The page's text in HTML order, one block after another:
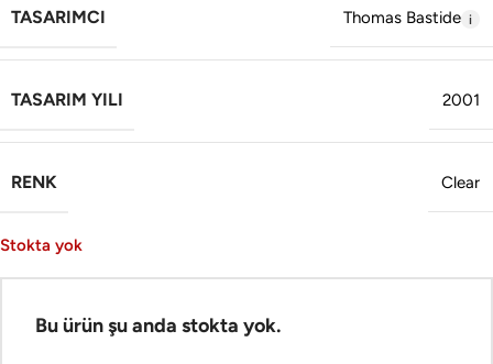
TASARIMCI Thomas Bastide
TASARIM YILI 2001
RENK Clear
Stokta yok
Bu ürün şu anda stokta yok.